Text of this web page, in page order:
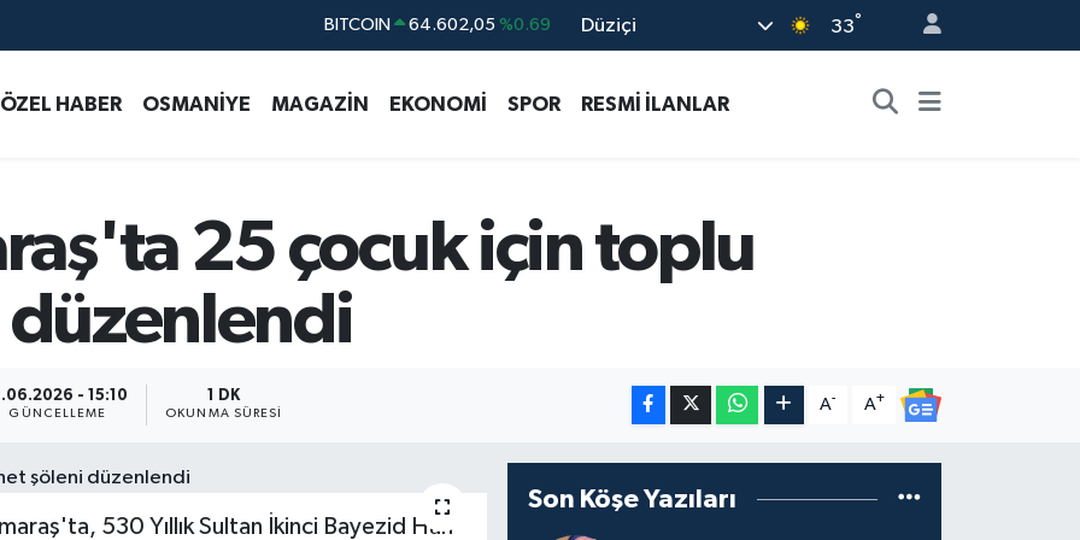
DOLAR 47,5986 %0.06 Düziçi 33°
ÖZEL HABER OSMANİYE MAGAZİN EKONOMİ SPOR RESMİ İLANLAR
25 çocuk için toplu
- 15:10
GÜNCELLEME
1 DK
OKUNMA SÜRESI
A- A+
530 Yıllık Sultan İkinci Bayezid Han
Son Köşe Yazıları